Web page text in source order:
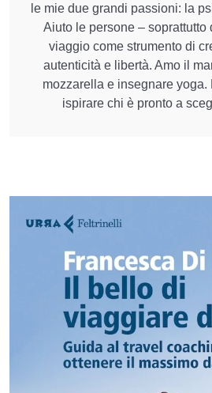
le mie due grandi passioni: la
Aiuto le persone – soprattutto
viaggio come strumento di
autenticità e libertà. Amo il
mozzarella e insegnare yoga.
ispirare chi è pronto a